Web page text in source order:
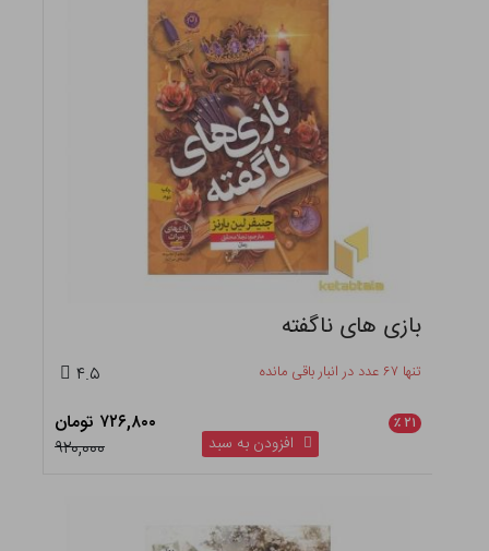
بازی های ناگفته
تنها ۶۷ عدد در انبار باقی مانده ۴.۵
۲۱ ٪
۷۲۶,۸۰۰ تومان
۹۲۰,۰۰۰
افزودن به سبد